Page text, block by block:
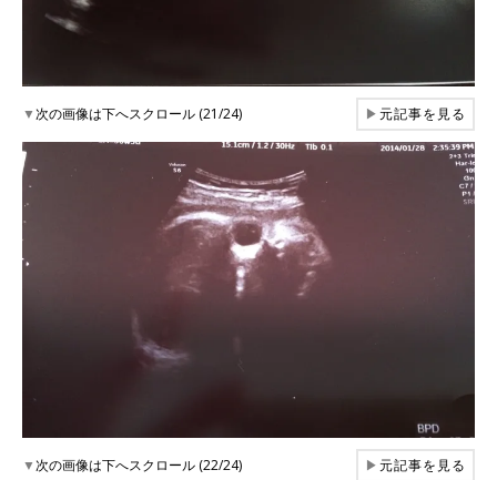
▼次の画像は下へスクロール (21/24) ▶元記事を見る
▼次の画像は下へスクロール (22/24) ▶元記事を見る